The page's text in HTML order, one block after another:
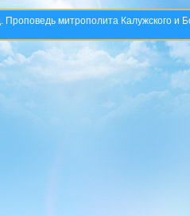
митрополита Калужского и